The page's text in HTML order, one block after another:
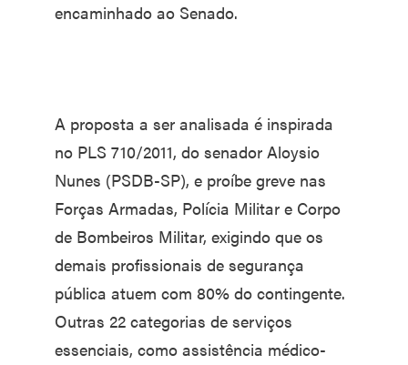
encaminhado ao Senado.
A proposta a ser analisada é inspirada
no PLS 710/2011, do senador Aloysio
Nunes (PSDB-SP), e proíbe greve nas
Forças Armadas, Polícia Militar e Corpo
de Bombeiros Militar, exigindo que os
demais profissionais de segurança
pública atuem com 80% do contingente.
Outras 22 categorias de serviços
essenciais, como assistência médico-